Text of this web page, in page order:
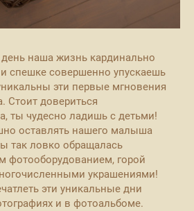
наша жизнь кардинально
спешке совершенно упускаешь
эти первые мгновения
Стоит довериться
ты чудесно ладишь с детьми!
оставлять нашего малыша
так ловко обращалась
фотооборудованием, горой
украшениями!
эти уникальные дни
и в фотоальбоме.